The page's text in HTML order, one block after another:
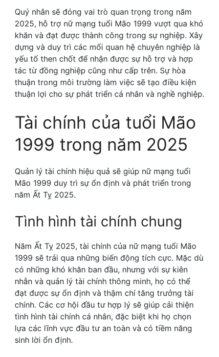
Quý nhân sẽ đóng vai trò quan trọng trong năm
2025, hỗ trợ nữ mạng tuổi Mão 1999 vượt qua khó
khăn và đạt được thành công trong sự nghiệp. Xây
dựng và duy trì các mối quan hệ chuyên nghiệp là
yếu tố then chốt để nhận được sự hỗ trợ và hợp
tác từ đồng nghiệp cũng như cấp trên. Sự hòa
thuận trong môi trường làm việc sẽ tạo điều kiện
thuận lợi cho sự phát triển cá nhân và nghề nghiệp.
Tài chính của tuổi Mão
1999 trong năm 2025
Quản lý tài chính hiệu quả sẽ giúp nữ mạng tuổi
Mão 1999 duy trì sự ổn định và phát triển trong
năm Ất Tỵ 2025.
Tình hình tài chính chung
Năm Ất Tỵ 2025, tài chính của nữ mạng tuổi Mão
1999 sẽ trải qua những biến động tích cực. Mặc dù
có những khó khăn ban đầu, nhưng với sự kiên
nhẫn và quản lý tài chính thông minh, họ có thể
đạt được sự ổn định và thậm chí tăng trưởng tài
chính. Các cơ hội đầu tư hợp lý sẽ giúp cải thiện
tình hình tài chính cá nhân, đặc biệt khi họ chọn
lựa các lĩnh vực đầu tư an toàn và có tiềm năng
sinh lời ổn định.